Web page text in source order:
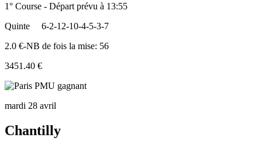
1° Course - Départ prévu à 13:55
Quinte
6-2-12-10-4-5-3-7
2.0 €-NB de fois la mise: 56
3451.40 €
mardi 28 avril
Chantilly